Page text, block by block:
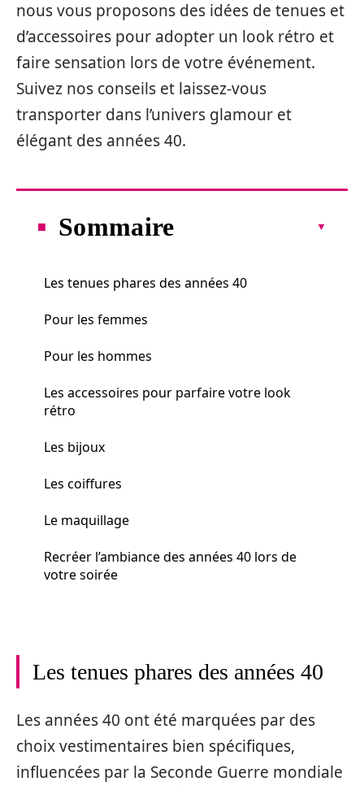
nous vous proposons des idées de tenues et
d’accessoires pour adopter un look rétro et
faire sensation lors de votre événement.
Suivez nos conseils et laissez-vous
transporter dans l’univers glamour et
élégant des années 40.
Sommaire
Les tenues phares des années 40
Pour les femmes
Pour les hommes
Les accessoires pour parfaire votre look
rétro
Les bijoux
Les coiffures
Le maquillage
Recréer l’ambiance des années 40 lors de
votre soirée
Les tenues phares des années 40
Les années 40 ont été marquées par des
choix vestimentaires bien spécifiques,
influencées par la Seconde Guerre mondiale